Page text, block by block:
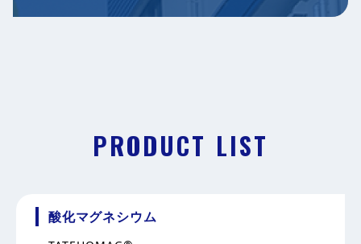
PRODUCT LIST
酸化マグネシウム